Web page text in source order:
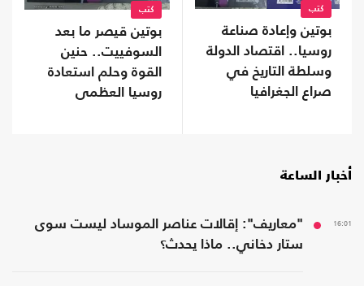
كتب
بوتين وإعادة صناعة
روسيا.. اقتصاد الدولة
وسلطة التاريخ في
صراع الجغرافيا
كتب
بوتين قيصر ما بعد
السوفييت.. حنين
القوة وحلم استعادة
روسيا العظمى
أخبار الساعة
16:01
"معاريف": إقالات عناصر الموساد ليست سوى
ستار دخاني.. ماذا يحدث؟